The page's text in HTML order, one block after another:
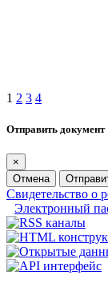
1 2 3 4
Отправить документ
×
Отмена
Свидетельство
Электронный